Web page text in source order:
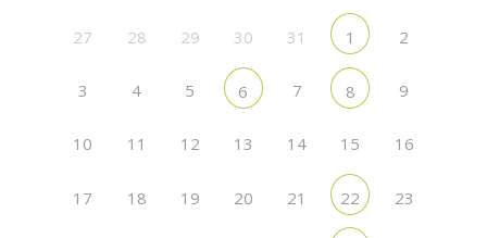
27 28 29 30 31 1 2
3 4 5 6 7 8 9
10 11 12 13 14 15 16
17 18 19 20 21 22 23